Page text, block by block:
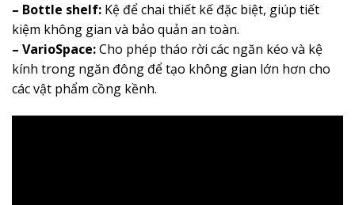
– Bottle shelf: Kệ để chai thiết kế đặc biệt, giúp tiết
kiệm không gian và bảo quản an toàn.
– VarioSpace:Cho phép tháo rời các ngăn kéo và kệ
kính trong ngăn đông để tạo không gian lớn hơn cho
các vật phẩm cồng kềnh.